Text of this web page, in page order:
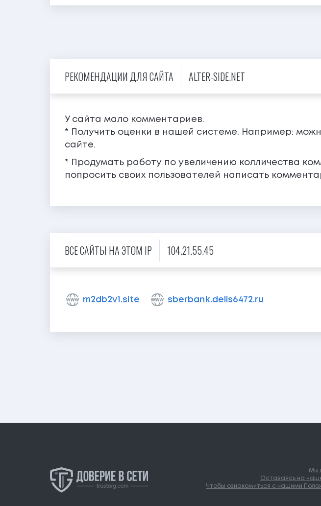
РЕКОМЕНДАЦИИ ДЛЯ САЙТА ALTER-SIDE.NET
У сайта мало комментариев.
* Получить оценки в нашей системе. Например:
сайте.
* Продумать работу по увеличению колличества
попросить своих пользователей написать
ВСЕ САЙТЫ НА ЭТОМ IP 104.21.55.45
m2db2v1.site sberbank.delis6472.ru
Мы
Оставаясь на
Чтобы ознакомиться с нашими